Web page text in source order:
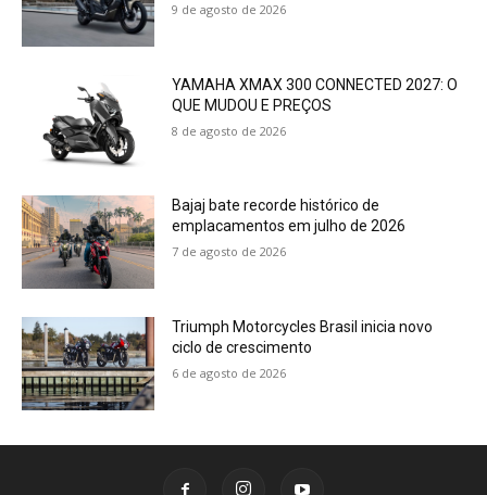
9 de agosto de 2026
YAMAHA XMAX 300 CONNECTED 2027: O
QUE MUDOU E PREÇOS
8 de agosto de 2026
Bajaj bate recorde histórico de
emplacamentos em julho de 2026
7 de agosto de 2026
Triumph Motorcycles Brasil inicia novo
ciclo de crescimento
6 de agosto de 2026